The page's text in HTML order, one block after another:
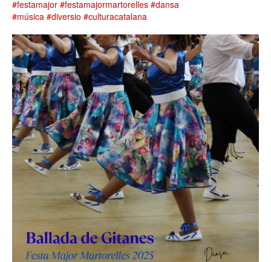
#festamajor #festamajormartorelles #dansa
#música #diversio #culturacatalana